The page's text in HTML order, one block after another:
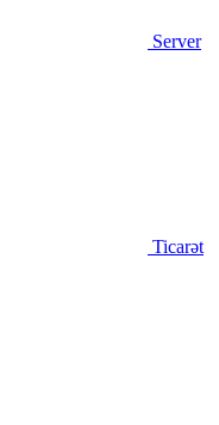
Server
Ticarət